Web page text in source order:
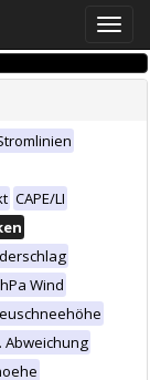
Toggle
CAPE/LI
Wind
Abweichung